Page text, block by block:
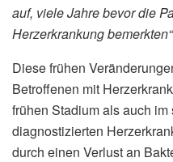
auf, viele Jahre bevor die
Herzerkrankung bemerkten“
Diese frühen
Betroffenen mit
frühen Stadium als auch
diagnostizierten
durch einen Verlust an